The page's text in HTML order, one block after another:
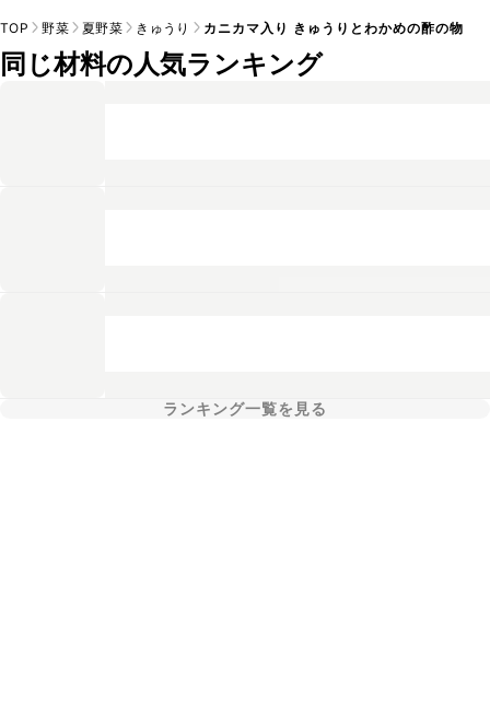
TOP 野菜 夏野菜 きゅうり カニカマ入り きゅうりとわかめの酢の物
同じ材料の人気ランキング
ランキング一覧を見る